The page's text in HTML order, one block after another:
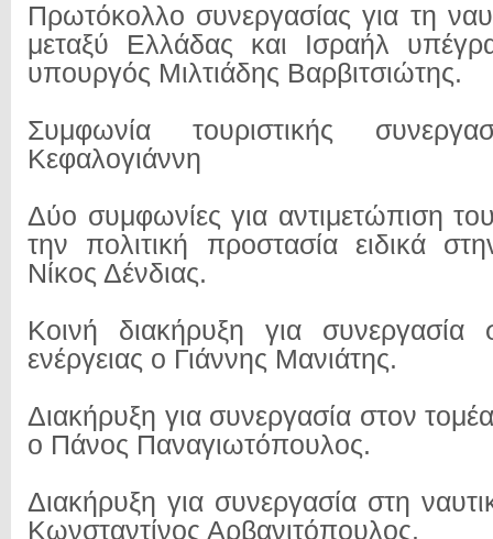
Πρωτόκολλο συνεργασίας για τη
μεταξύ Ελλάδας και Ισραήλ
υπουργός Μιλτιάδης Βαρβιτσιώτης.
Συμφωνία τουριστικής
Κεφαλογιάννη
Δύο συμφωνίες για αντιμετώπιση
την πολιτική προστασία ειδικά
Νίκος Δένδιας.
Κοινή διακήρυξη για συνεργασία
ενέργειας ο Γιάννης Μανιάτης.
Διακήρυξη για συνεργασία στον
ο Πάνος Παναγιωτόπουλος.
Διακήρυξη για συνεργασία στη
Κωνσταντίνος Αρβανιτόπουλος.